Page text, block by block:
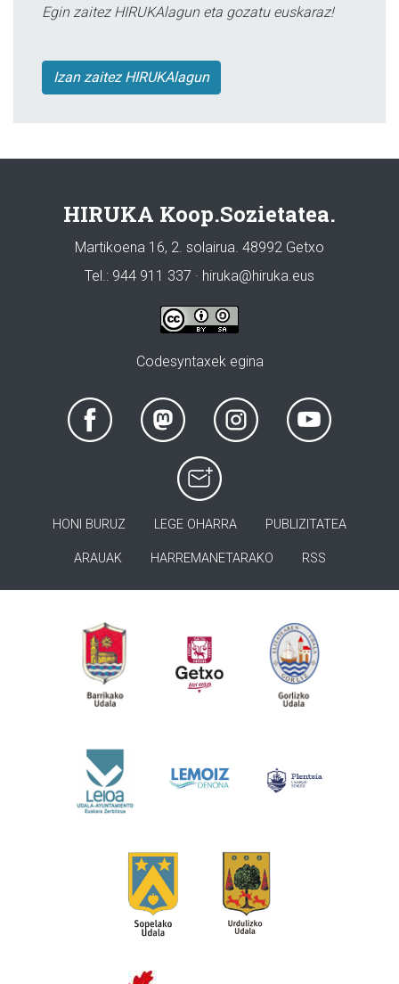
Egin zaitez HIRUKAlagun eta gozatu euskaraz!
Izan zaitez HIRUKAlagun
HIRUKA Koop.Sozietatea.
Martikoena 16, 2. solairua. 48992 Getxo
Tel.: 944 911 337 · hiruka@hiruka.eus
Codesyntaxek egina
HONI BURUZ LEGE OHARRA PUBLIZITATEA
ARAUAK HARREMANETARAKO RSS